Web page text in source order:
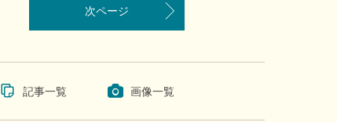
次ページ
記事一覧 画像一覧